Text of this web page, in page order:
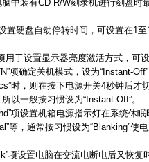
中装有CD-R/W刻录机进行刻盘时
硬盘自动停转时间，可设置在1至
于设置显示器亮度激活方式，可设
确定关机模式，设为“Instant-
时，则在按下电源开关4秒钟后才
以一般按习惯设为“Instant-Off”。
项设置机箱电源指示灯在系统休眠
等，通常按习惯设为“Blanking”
设置电脑在交流电断电后又恢复